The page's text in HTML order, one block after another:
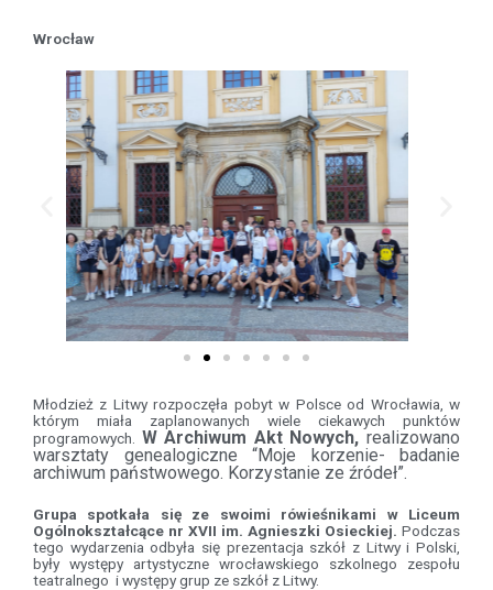
Wrocław
Młodzież z Litwy rozpoczęła pobyt w Polsce od Wrocławia, w
którym miała zaplanowanych wiele ciekawych punktów
programowych. W Archiwum Akt Nowych, realizowano
warsztaty genealogiczne “Moje korzenie- badanie
archiwum państwowego. Korzystanie ze źródeł”.
Grupa spotkała się ze swoimi rówieśnikami w Liceum
Ogólnokształcące nr XVII im. Agnieszki Osieckiej. Podczas
tego wydarzenia odbyła się prezentacja szkół z Litwy i Polski,
były występy artystyczne wrocławskiego szkolnego zespołu
teatralnego i występy grup ze szkół z Litwy.